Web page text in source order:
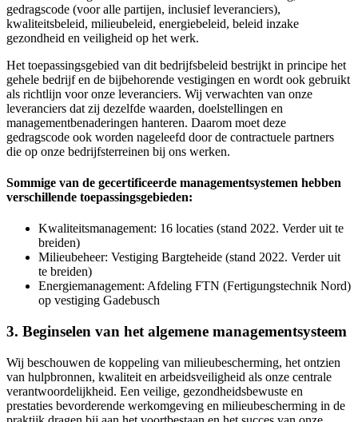
gedragscode (voor alle partijen, inclusief leveranciers),
kwaliteitsbeleid, milieubeleid, energiebeleid, beleid inzake
gezondheid en veiligheid op het werk.
Het toepassingsgebied van dit bedrijfsbeleid bestrijkt in principe het
gehele bedrijf en de bijbehorende vestigingen en wordt ook gebruikt
als richtlijn voor onze leveranciers. Wij verwachten van onze
leveranciers dat zij dezelfde waarden, doelstellingen en
managementbenaderingen hanteren. Daarom moet deze
gedragscode ook worden nageleefd door de contractuele partners
die op onze bedrijfsterreinen bij ons werken.
Sommige van de gecertificeerde managementsystemen hebben
verschillende toepassingsgebieden:
Kwaliteitsmanagement: 16 locaties (stand 2022. Verder uit te
breiden)
Milieubeheer: Vestiging Bargteheide (stand 2022. Verder uit
te breiden)
Energiemanagement: Afdeling FTN (Fertigungstechnik Nord)
op vestiging Gadebusch
3. Beginselen van het algemene managementsysteem
Wij beschouwen de koppeling van milieubescherming, het ontzien
van hulpbronnen, kwaliteit en arbeidsveiligheid als onze centrale
verantwoordelijkheid. Een veilige, gezondheidsbewuste en
prestaties bevorderende werkomgeving en milieubescherming in de